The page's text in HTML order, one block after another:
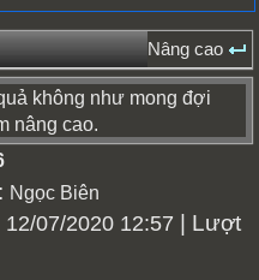
Nâng cao
không như mong đợi
nâng cao.
Ngọc Biên
12/07/2020 12:57 | Lượt